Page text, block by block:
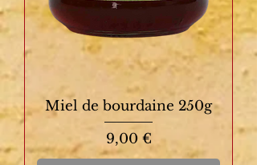
Miel de bourdaine 250g
Prix
9,00 €